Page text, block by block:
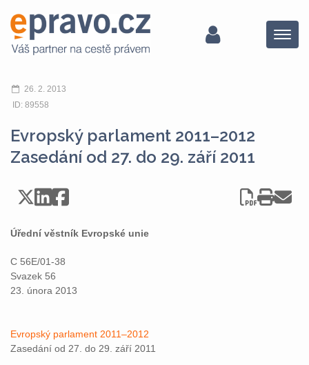
Menu
26. 2. 2013
ID: 89558
Evropský parlament 2011–2012
Zasedání od 27. do 29. září 2011
Úřední věstník Evropské unie
C 56E/01-38
Svazek 56
23. února 2013
Evropský parlament 2011–2012
Zasedání od 27. do 29. září 2011